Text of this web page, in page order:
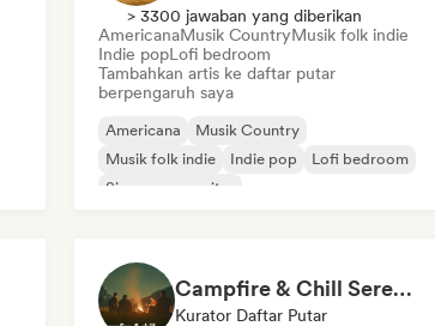
> 3300 jawaban yang diberikan
AmericanaMusik CountryMusik folk indie
Indie popLofi bedroom
Tambahkan artis ke daftar putar
berpengaruh saya
Americana
Musik Country
Musik folk indie
Indie pop
Lofi bedroom
Singer-songwriter
Campfire & Chill Serenades 🔥 Indie Folk, Acoustic & Singer-Songwriter
Kurator Daftar Putar